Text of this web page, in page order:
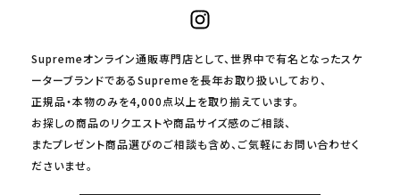
Supremeオンライン通販専門店として、世界中で有名となったスケ
ーターブランドであるSupremeを長年お取り扱いしており、
正規品・本物のみを4,000点以上を取り揃えています。
お探しの商品のリクエストや商品サイズ感のご相談、
またプレゼント商品選びのご相談も含め、ご気軽にお問い合わせく
ださいませ。